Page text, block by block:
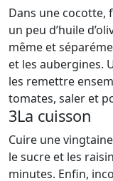
Dans une cocotte,
un peu d’huile
même et
et les aubergines.
les remettre
tomates, saler et
3La cuisson
Cuire une
le sucre et les
minutes. Enfin,